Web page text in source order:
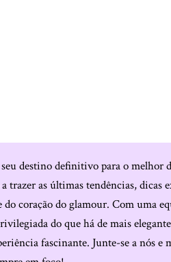
destino definitivo para o melhor
trazer as últimas tendências, dicas
coração do glamour. Com uma
do que há de mais
fascinante. Junte-se a nós e